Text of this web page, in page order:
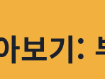
보기: